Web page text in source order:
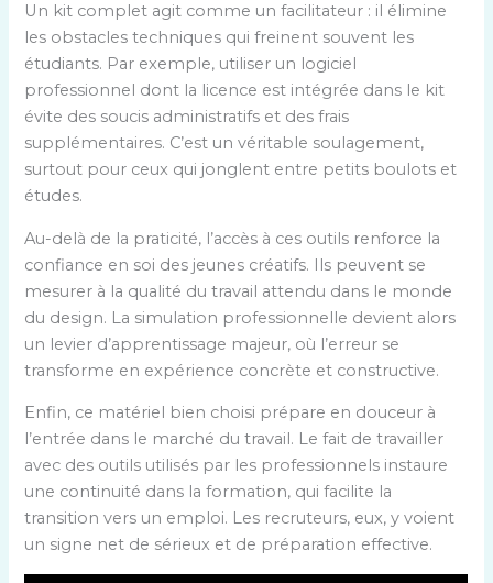
s
,
l
e
u
r
s
u
t
i
l
i
t
é
p
r
i
n
c
i
p
Un kit complet agit comme un facilitateur : il élimine
les obstacles techniques qui freinent souvent les
étudiants. Par exemple, utiliser un logiciel
professionnel dont la licence est intégrée dans le kit
évite des soucis administratifs et des frais
supplémentaires. C’est un véritable soulagement,
surtout pour ceux qui jonglent entre petits boulots et
études.
Au-delà de la praticité, l’accès à ces outils renforce la
confiance en soi des jeunes créatifs. Ils peuvent se
mesurer à la qualité du travail attendu dans le monde
du design. La simulation professionnelle devient alors
un levier d’apprentissage majeur, où l’erreur se
transforme en expérience concrète et constructive.
Enfin, ce matériel bien choisi prépare en douceur à
l’entrée dans le marché du travail. Le fait de travailler
avec des outils utilisés par les professionnels instaure
une continuité dans la formation, qui facilite la
transition vers un emploi. Les recruteurs, eux, y voient
un signe net de sérieux et de préparation effective.